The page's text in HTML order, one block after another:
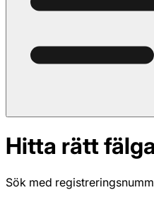
Hitta rätt
Sök med